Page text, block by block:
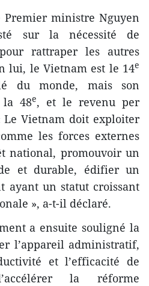
Premier ministre Nguyen
sur la nécessité de
rattraper les autres
lui, le Vietnam est le 14e
du monde, mais son
la 48e, et le revenu per
Le Vietnam doit ​exploiter
les forces ex​ternes
national, promouvoir un
et durable, édifier un
ayant un statut croissant
», a-t-il déclaré.
a ensuite ​souligné la
l’appareil administratif,
et l’efficacité de
la réforme